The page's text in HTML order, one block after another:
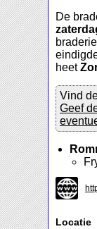
De
heet
Vind
Geef
Locatie